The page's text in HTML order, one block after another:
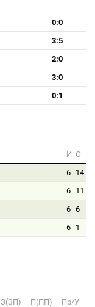
0:0
3:5
2:0
3:0
0:1
И О
6 14
6 11
6 6
6 1
З(ЗП) П(ПП)
Пр/У